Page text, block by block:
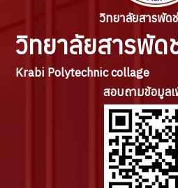
วิทยาลัยสารพัด
วิทยาลัยสารพัด
Krabi Polytechnic collage
สอบถามข้อมูล